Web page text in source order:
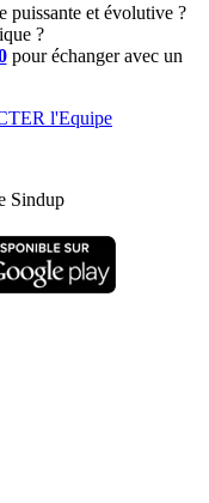
puissante et évolutive ?
?
pour échanger avec un
l'Equipe
Sindup